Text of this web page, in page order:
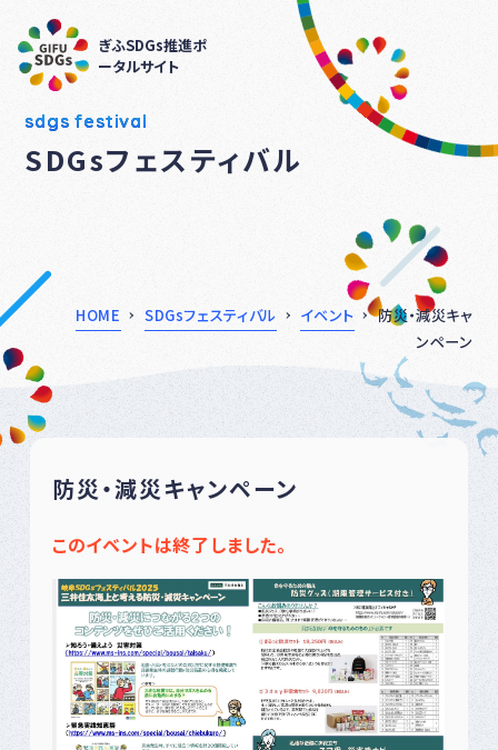
ぎふSDGs推進ポ
ータルサイト
sdgs festival
SDGsフェスティバル
HOME SDGsフェスティバル イベント
防災・減災キャ
ンペーン
防災・減災キャンペーン
このイベントは終了しました。